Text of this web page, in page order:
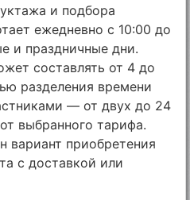
и подбора
ежедневно с 10:00 до
и праздничные дни.
составлять от 4 до
разделения времени
— от двух до 24
выбранного тарифа.
вариант приобретения
с доставкой или